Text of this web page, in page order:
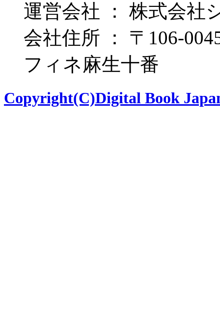
運営会社 ： 株式会社
会社住所 ： 〒106-
フィネ麻生十番
Copyright(C)Digital Book